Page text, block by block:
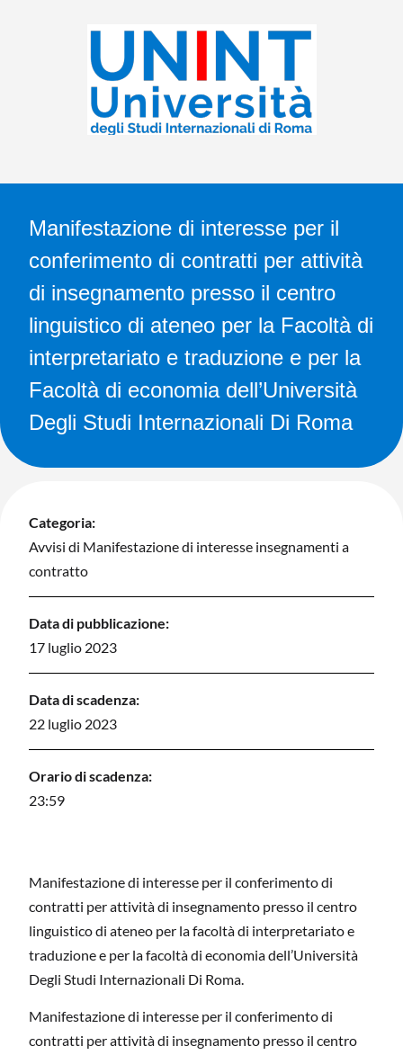
Manifestazione di interesse per il
conferimento di contratti per attività
di insegnamento presso il centro
linguistico di ateneo per la Facoltà di
interpretariato e traduzione e per la
Facoltà di economia dell’Università
Degli Studi Internazionali Di Roma
Categoria:
Avvisi di Manifestazione di interesse insegnamenti a
contratto
Data di pubblicazione:
17 luglio 2023
Data di scadenza:
22 luglio 2023
Orario di scadenza:
23:59
Manifestazione di interesse per il conferimento di
contratti per attività di insegnamento presso il centro
linguistico di ateneo per la facoltà di interpretariato e
traduzione e per la facoltà di economia dell’Università
Degli Studi Internazionali Di Roma.
Manifestazione di interesse per il conferimento di
contratti per attività di insegnamento presso il centro